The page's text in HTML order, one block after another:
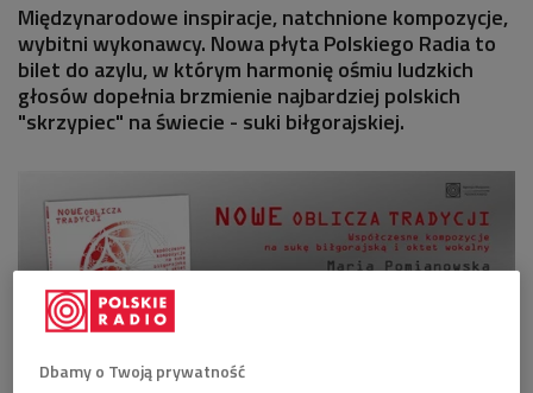
Międzynarodowe inspiracje, natchnione kompozycje,
wybitni wykonawcy. Nowa płyta Polskiego Radia to
bilet do azylu, w którym harmonię ośmiu ludzkich
głosów dopełnia brzmienie najbardziej polskich
"skrzypiec" na świecie - suki biłgorajskiej.
Dbamy o Twoją prywatność